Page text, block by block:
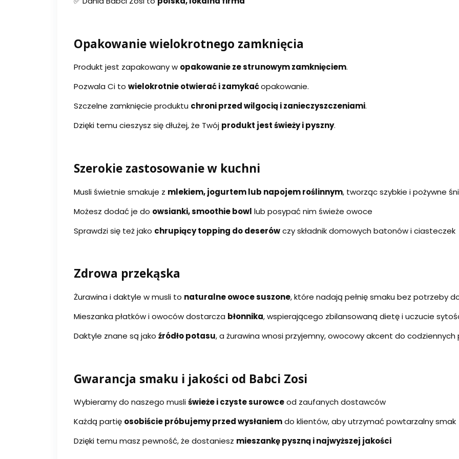
Opakowanie wielokrotnego zamknięcia
Produkt jest zapakowany w opakowanie ze strunowym zamknięciem.
Pozwala Ci to wielokrotnie otwierać i zamykaćopakowanie.
Szczelne zamknięcie produktu chroni przed wilgocią i zanieczyszczeniami.
Dzięki temu cieszysz się dłużej, że Twój produkt jest świeży i pyszny.
Szerokie zastosowanie w kuchni
Musli świetnie smakuje z mlekiem, jogurtem lub napojem roślinnym, tworząc szybkie i pożywne
Możesz dodać je do owsianki, smoothie bowl lub posypać nim świeże owoce
Sprawdzi się też jako chrupiący topping do deserówczy składnik domowych batonów i ciasteczek
Zdrowa przekąska
Żurawina i daktyle w musli to naturalne owoce suszone, które nadają pełnię smaku bez potrzeby
Mieszanka płatków i owoców dostarcza błonnika, wspierającego zbilansowaną dietę i uczucie
Daktyle znane są jako źródło potasu, a żurawina wnosi przyjemny, owocowy akcent do codziennych
Gwarancja smaku i jakości od Babci Zosi
Wybieramy do naszego musliświeże i czyste surowceod zaufanych dostawców
Każdą partię osobiście próbujemy przed wysłaniemdo klientów, aby utrzymać powtarzalny smak
Dzięki temu masz pewność, że dostaniesz mieszankę pyszną i najwyższej jakości